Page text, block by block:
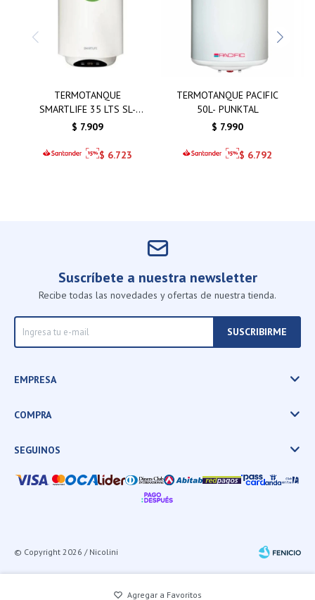
TERMOTANQUE
SMARTLIFE 35 LTS SL-
WH35DA
$ 7.909
$ 6.723
TERMOTANQUE PACIFIC
50L- PUNKTAL
$ 7.990
$ 6.792
Suscríbete a nuestra newsletter
Recibe todas las novedades y ofertas de nuestra tienda.
SUSCRIBIRME
EMPRESA
COMPRA
SEGUINOS
© Copyright 2026 / Nicolini